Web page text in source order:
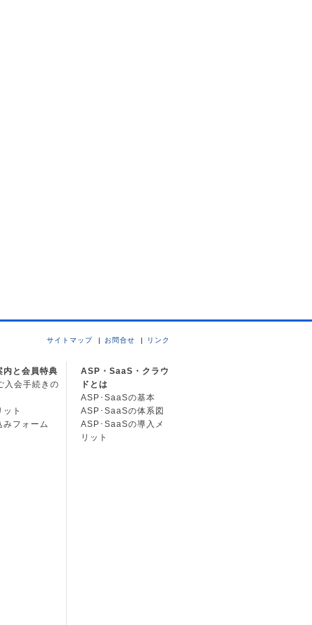
サイトマップ お問合せ リンク
内と会員特典
入会手続きの
ト
みフォーム
ASP・SaaS・クラウ
ドとは
ASP･SaaSの基本
ASP･SaaSの体系図
ASP･SaaSの導入メ
リット